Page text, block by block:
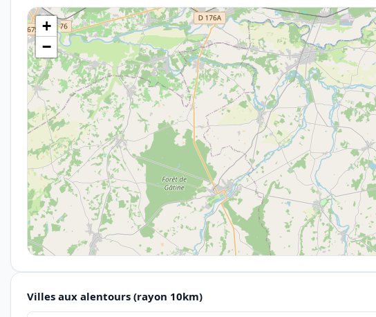
+
−
Villes aux alentours (rayon 10km)